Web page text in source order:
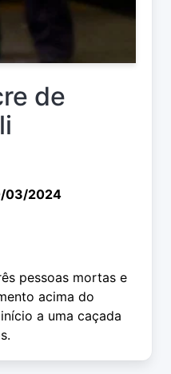
de
03/2024
pessoas mortas e
acima do
a uma caçada